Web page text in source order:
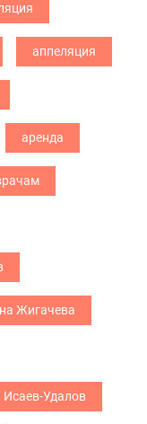
аппеляция
аренда
Жигачева
Исаев-Удалов